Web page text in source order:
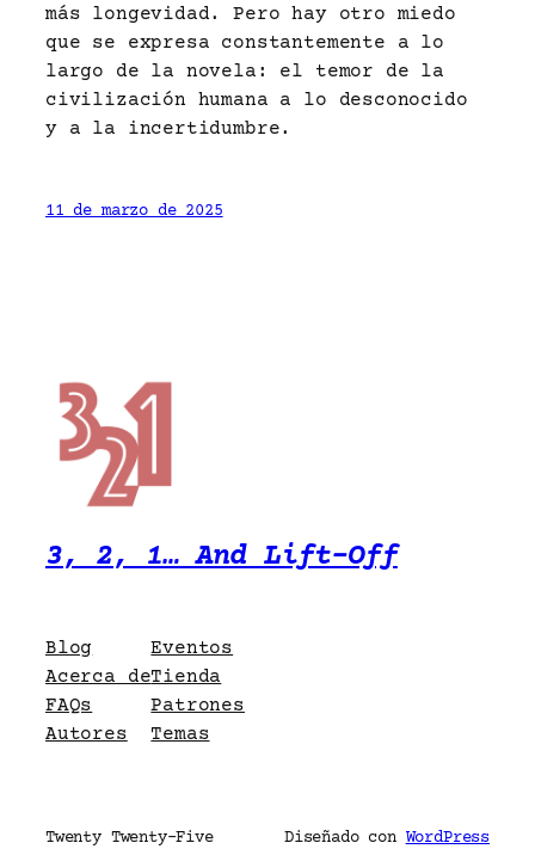
más longevidad. Pero hay otro miedo
que se expresa constantemente a lo
largo de la novela: el temor de la
civilización humana a lo desconocido
y a la incertidumbre.
11 de marzo de 2025
3, 2, 1… And Lift-Off
Blog
Acerca de
FAQs
Autores
Eventos
Tienda
Patrones
Temas
Twenty Twenty-Five Diseñado con WordPress